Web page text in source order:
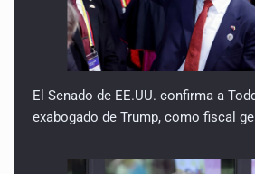
El Senado de EE.UU. confirma a
exabogado de Trump, como fiscal